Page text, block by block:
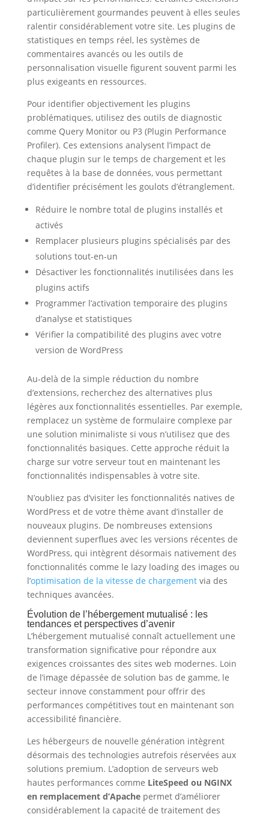
particulièrement gourmandes peuvent à elles seules
ralentir considérablement votre site. Les plugins de
statistiques en temps réel, les systèmes de
commentaires avancés ou les outils de
personnalisation visuelle figurent souvent parmi les
plus exigeants en ressources.
Pour identifier objectivement les plugins
problématiques, utilisez des outils de diagnostic
comme Query Monitor ou P3 (Plugin Performance
Profiler). Ces extensions analysent l’impact de
chaque plugin sur le temps de chargement et les
requêtes à la base de données, vous permettant
d’identifier précisément les goulots d’étranglement.
Réduire le nombre total de plugins installés et
activés
Remplacer plusieurs plugins spécialisés par des
solutions tout-en-un
Désactiver les fonctionnalités inutilisées dans les
plugins actifs
Programmer l’activation temporaire des plugins
d’analyse et statistiques
Vérifier la compatibilité des plugins avec votre
version de WordPress
Au-delà de la simple réduction du nombre
d’extensions, recherchez des alternatives plus
légères aux fonctionnalités essentielles. Par exemple,
remplacez un système de formulaire complexe par
une solution minimaliste si vous n’utilisez que des
fonctionnalités basiques. Cette approche réduit la
charge sur votre serveur tout en maintenant les
fonctionnalités indispensables à votre site.
N’oubliez pas d’visiter les fonctionnalités natives de
WordPress et de votre thème avant d’installer de
nouveaux plugins. De nombreuses extensions
deviennent superflues avec les versions récentes de
WordPress, qui intègrent désormais nativement des
fonctionnalités comme le lazy loading des images ou
l’optimisation de la vitesse de chargementvia des
techniques avancées.
Évolution de l’hébergement mutualisé : les
tendances et perspectives d’avenir
L’hébergement mutualisé connaît actuellement une
transformation significative pour répondre aux
exigences croissantes des sites web modernes. Loin
de l’image dépassée de solution bas de gamme, le
secteur innove constamment pour offrir des
performances compétitives tout en maintenant son
accessibilité financière.
Les hébergeurs de nouvelle génération intègrent
désormais des technologies autrefois réservées aux
solutions premium. L’adoption de serveurs web
hautes performances comme LiteSpeed ou NGINX
en remplacement d’Apachepermet d’améliorer
considérablement la capacité de traitement des